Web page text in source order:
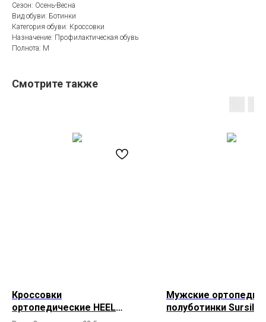
Сезон: Осень-Весна
Вид обуви: Ботинки
Категория обуви: Кроссовки
Назначение: Профилактическая обувь
Полнота: M
Смотрите также
Кроссовки
ортопедические HEEL
Мужские
полуботинки Sursil-